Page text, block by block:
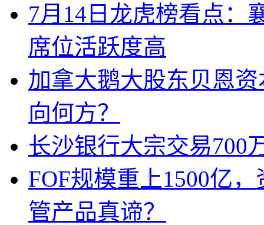
7月14日龙虎榜看点：
席位活跃度高
加拿大鹅大股东贝恩
向何方？
长沙银行大宗交易700
FOF规模重上1500亿
管产品真谛？